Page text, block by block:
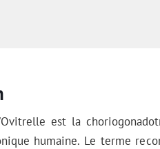
est la
humaine. Le terme